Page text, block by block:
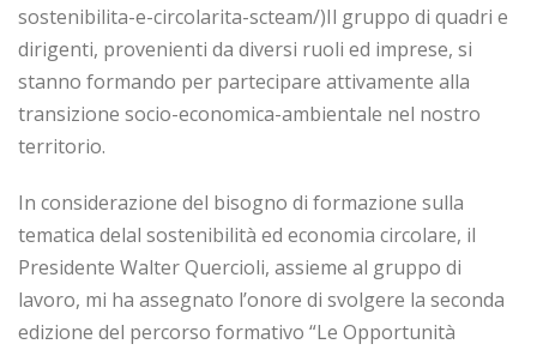
sostenibilita-e-circolarita-scteam/)Il gruppo di quadri e
dirigenti, provenienti da diversi ruoli ed imprese, si
stanno formando per partecipare attivamente alla
transizione socio-economica-ambientale nel nostro
territorio.
In considerazione del bisogno di formazione sulla
tematica delal sostenibilità ed economia circolare, il
Presidente Walter Quercioli, assieme al gruppo di
lavoro, mi ha assegnato l’onore di svolgere la seconda
edizione del percorso formativo “Le Opportunità